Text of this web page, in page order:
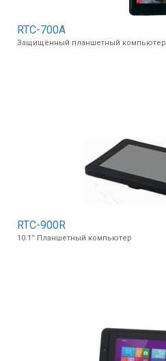
RTC-700A
Защищённый планшетный компьютер
RTC-900R
10.1” Планшетный компьютер